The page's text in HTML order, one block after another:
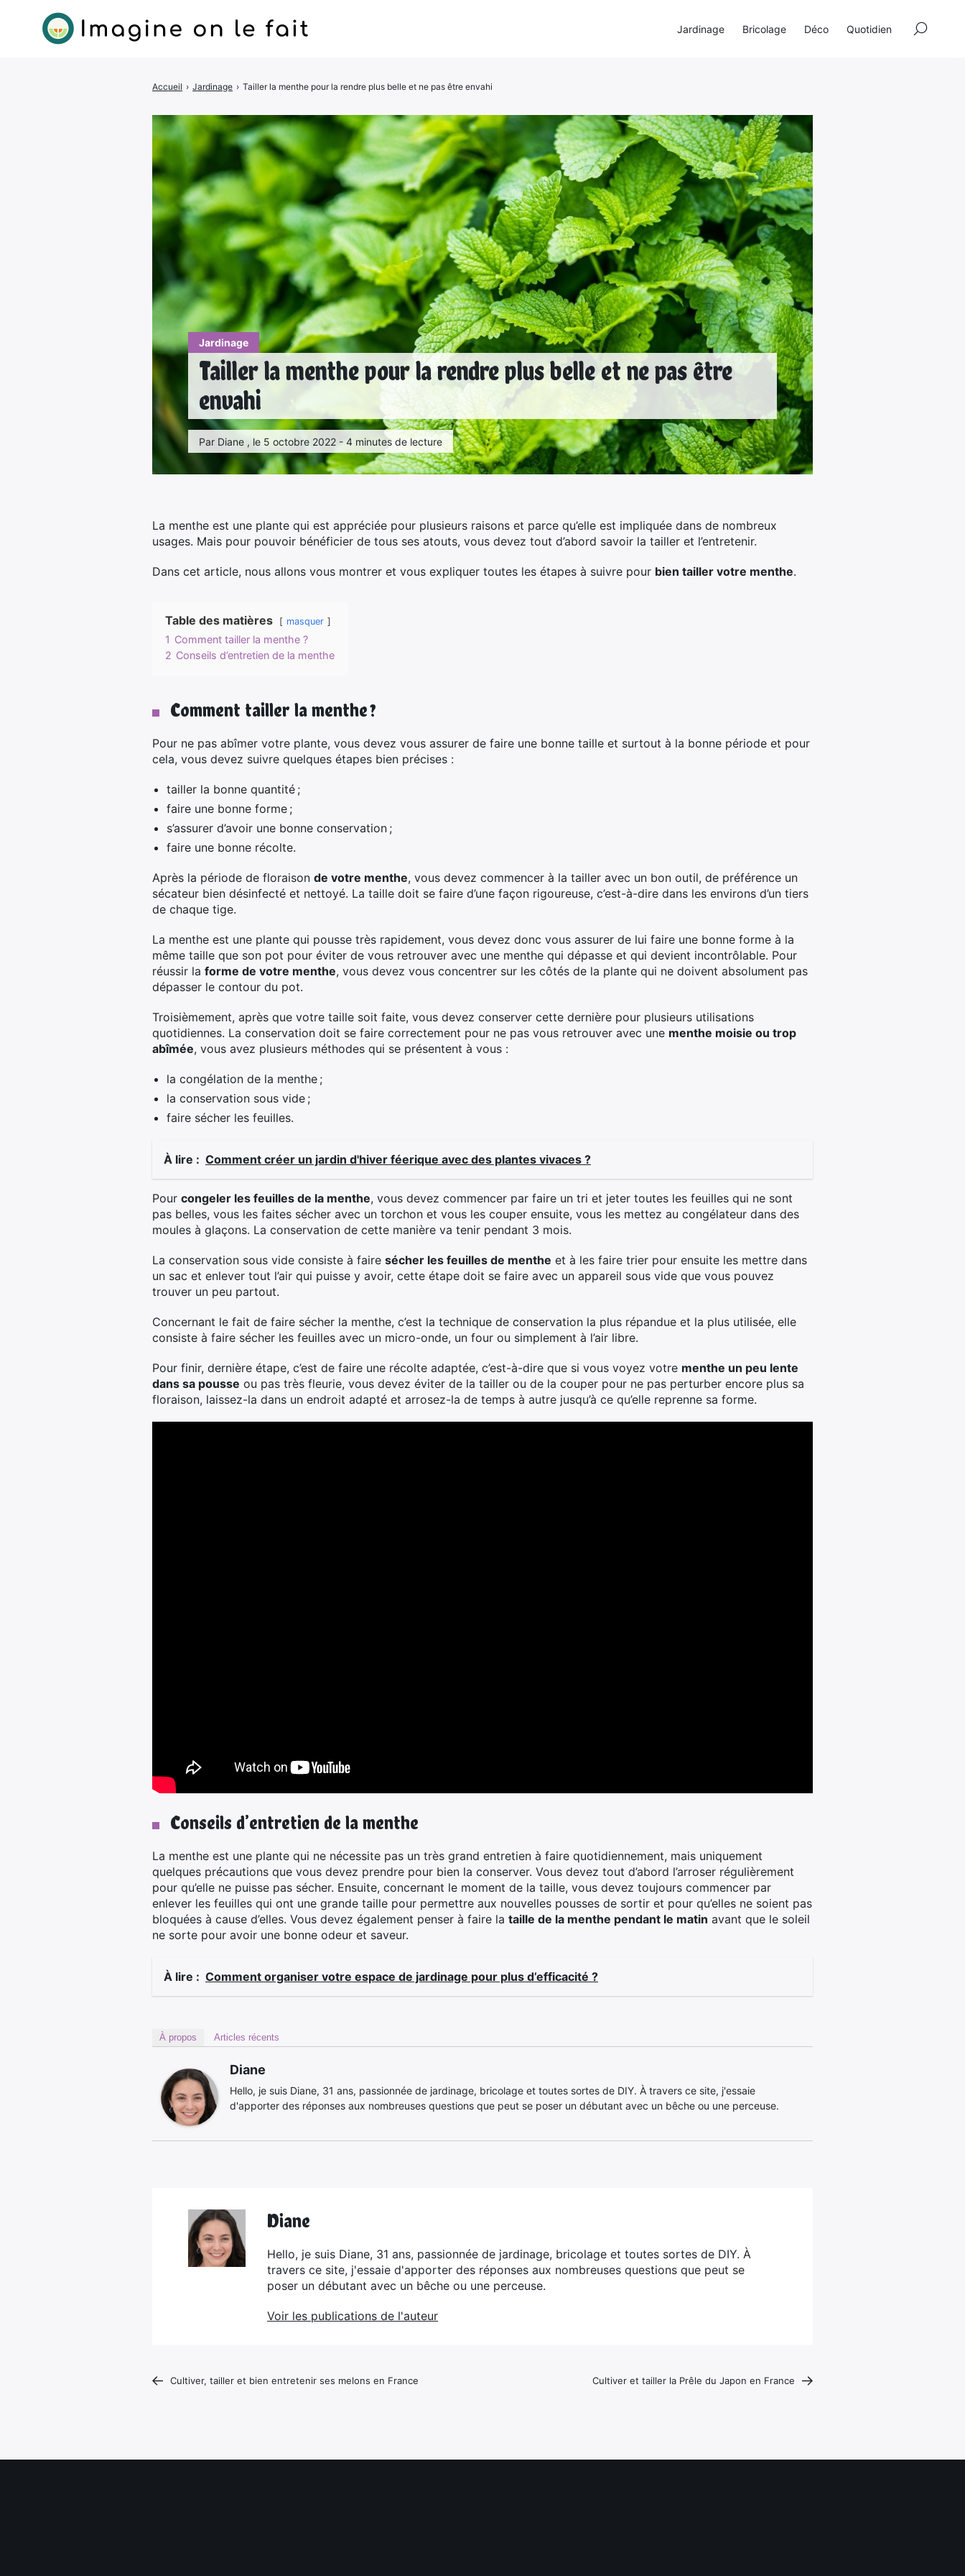
Jardinage
Tailler la menthe pour la rendre plus belle et ne pas être
envahi
Par Diane , le 5 octobre 2022 - 4 minutes de lecture
Accueil › Jardinage › Tailler la menthe pour la rendre plus belle et ne pas être envahi
La menthe est une plante qui est appréciée pour plusieurs raisons et parce qu’elle est impliquée dans de nombreux
usages. Mais pour pouvoir bénéficier de tous ses atouts, vous devez tout d’abord savoir la tailler et l’entretenir.
Dans cet article, nous allons vous montrer et vous expliquer toutes les étapes à suivre pour bien tailler votre menthe.
Table des matières masquer
1 Comment tailler la menthe ?
2 Conseils d’entretien de la menthe
Comment tailler la menthe ?
Pour ne pas abîmer votre plante, vous devez vous assurer de faire une bonne taille et surtout à la bonne période et pour
cela, vous devez suivre quelques étapes bien précises :
tailler la bonne quantité ;
faire une bonne forme ;
s’assurer d’avoir une bonne conservation ;
faire une bonne récolte.
Après la période de floraison de votre menthe, vous devez commencer à la tailler avec un bon outil, de préférence un
sécateur bien désinfecté et nettoyé. La taille doit se faire d’une façon rigoureuse, c’est-à-dire dans les environs d’un tiers
de chaque tige.
La menthe est une plante qui pousse très rapidement, vous devez donc vous assurer de lui faire une bonne forme à la
même taille que son pot pour éviter de vous retrouver avec une menthe qui dépasse et qui devient incontrôlable. Pour
réussir la forme de votre menthe, vous devez vous concentrer sur les côtés de la plante qui ne doivent absolument pas
dépasser le contour du pot.
Troisièmement, après que votre taille soit faite, vous devez conserver cette dernière pour plusieurs utilisations
quotidiennes. La conservation doit se faire correctement pour ne pas vous retrouver avec une menthe moisie ou trop
abîmée, vous avez plusieurs méthodes qui se présentent à vous :
la congélation de la menthe ;
la conservation sous vide ;
faire sécher les feuilles.
À lire : Comment créer un jardin d'hiver féerique avec des plantes vivaces ?
Pour congeler les feuilles de la menthe, vous devez commencer par faire un tri et jeter toutes les feuilles qui ne sont
pas belles, vous les faites sécher avec un torchon et vous les couper ensuite, vous les mettez au congélateur dans des
moules à glaçons. La conservation de cette manière va tenir pendant 3 mois.
La conservation sous vide consiste à faire sécher les feuilles de menthe et à les faire trier pour ensuite les mettre dans
un sac et enlever tout l’air qui puisse y avoir, cette étape doit se faire avec un appareil sous vide que vous pouvez
trouver un peu partout.
Concernant le fait de faire sécher la menthe, c’est la technique de conservation la plus répandue et la plus utilisée, elle
consiste à faire sécher les feuilles avec un micro-onde, un four ou simplement à l’air libre.
Pour finir, dernière étape, c’est de faire une récolte adaptée, c’est-à-dire que si vous voyez votre menthe un peu lente
dans sa pousse ou pas très fleurie, vous devez éviter de la tailler ou de la couper pour ne pas perturber encore plus sa
floraison, laissez-la dans un endroit adapté et arrosez-la de temps à autre jusqu’à ce qu’elle reprenne sa forme.
Conseils d’entretien de la menthe
La menthe est une plante qui ne nécessite pas un très grand entretien à faire quotidiennement, mais uniquement
quelques précautions que vous devez prendre pour bien la conserver. Vous devez tout d’abord l’arroser régulièrement
pour qu’elle ne puisse pas sécher. Ensuite, concernant le moment de la taille, vous devez toujours commencer par
enlever les feuilles qui ont une grande taille pour permettre aux nouvelles pousses de sortir et pour qu’elles ne soient pas
bloquées à cause d’elles. Vous devez également penser à faire la taille de la menthe pendant le matin avant que le soleil
ne sorte pour avoir une bonne odeur et saveur.
À lire : Comment organiser votre espace de jardinage pour plus d’efficacité ?
À propos Articles récents
Diane
Hello, je suis Diane, 31 ans, passionnée de jardinage, bricolage et toutes sortes de DIY. À travers ce site, j'essaie
d'apporter des réponses aux nombreuses questions que peut se poser un débutant avec un bêche ou une perceuse.
Diane
Hello, je suis Diane, 31 ans, passionnée de jardinage, bricolage et toutes sortes de DIY. À
travers ce site, j'essaie d'apporter des réponses aux nombreuses questions que peut se
poser un débutant avec un bêche ou une perceuse.
Voir les publications de l'auteur
Cultiver, tailler et bien entretenir ses melons en France Cultiver et tailler la Prêle du Japon en France
Jardinage Bricolage Déco Quotidien
Rechercher